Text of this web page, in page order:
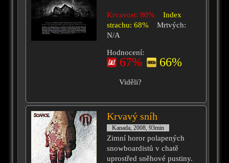
Krvavost: 80%
Index
strachu: 68%
Mrtvých:
N/A
Hodnocení:
67% 66%
Viděli?
Krvavý sníh
Kanada, 2008, 93min
Zimní horor polapených
snowboardistů v chatě
uprostřed sněhové pustiny.